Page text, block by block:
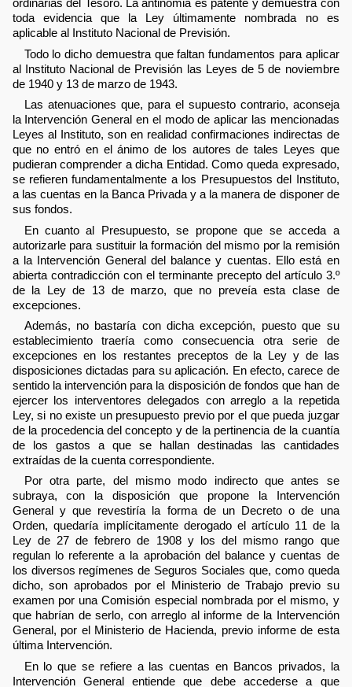
ordinarias del Tesoro. La antinomia es patente y demuestra con
toda evidencia que la Ley últimamente nombrada no es
aplicable al Instituto Nacional de Previsión.
Todo lo dicho demuestra que faltan fundamentos para aplicar
al Instituto Nacional de Previsión las Leyes de 5 de noviembre
de 1940 y 13 de marzo de 1943.
Las atenuaciones que, para el supuesto contrario, aconseja
la Intervención General en el modo de aplicar las mencionadas
Leyes al Instituto, son en realidad confirmaciones indirectas de
que no entró en el ánimo de los autores de tales Leyes que
pudieran comprender a dicha Entidad. Como queda expresado,
se refieren fundamentalmente a los Presupuestos del Instituto,
a las cuentas en la Banca Privada y a la manera de disponer de
sus fondos.
En cuanto al Presupuesto, se propone que se acceda a
autorizarle para sustituir la formación del mismo por la remisión
a la Intervención General del balance y cuentas. Ello está en
abierta contradicción con el terminante precepto del artículo 3.º
de la Ley de 13 de marzo, que no preveía esta clase de
excepciones.
Además, no bastaría con dicha excepción, puesto que su
establecimiento traería como consecuencia otra serie de
excepciones en los restantes preceptos de la Ley y de las
disposiciones dictadas para su aplicación. En efecto, carece de
sentido la intervención para la disposición de fondos que han de
ejercer los interventores delegados con arreglo a la repetida
Ley, si no existe un presupuesto previo por el que pueda juzgar
de la procedencia del concepto y de la pertinencia de la cuantía
de los gastos a que se hallan destinadas las cantidades
extraídas de la cuenta correspondiente.
Por otra parte, del mismo modo indirecto que antes se
subraya, con la disposición que propone la Intervención
General y que revestiría la forma de un Decreto o de una
Orden, quedaría implícitamente derogado el artículo 11 de la
Ley de 27 de febrero de 1908 y los del mismo rango que
regulan lo referente a la aprobación del balance y cuentas de
los diversos regímenes de Seguros Sociales que, como queda
dicho, son aprobados por el Ministerio de Trabajo previo su
examen por una Comisión especial nombrada por el mismo, y
que habrían de serlo, con arreglo al informe de la Intervención
General, por el Ministerio de Hacienda, previo informe de esta
última Intervención.
En lo que se refiere a las cuentas en Bancos privados, la
Intervención General entiende que debe accederse a que